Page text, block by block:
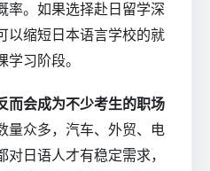
率。如果选择赴日留学深
以缩短日本语言学校的就
习阶段。
而会成为不少考生的职场
量众多，汽车、外贸、电
日语人才有稳定需求，